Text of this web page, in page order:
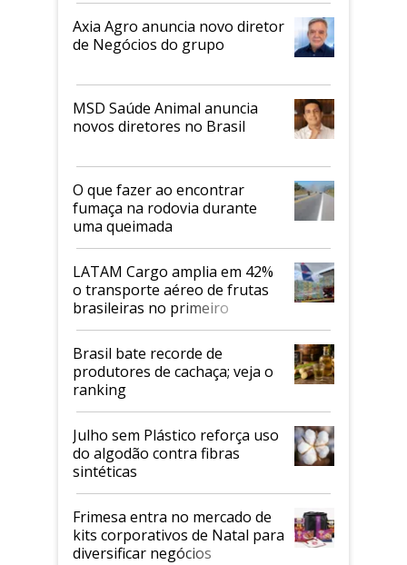
Axia Agro anuncia novo diretor
de Negócios do grupo
MSD Saúde Animal anuncia
novos diretores no Brasil
O que fazer ao encontrar
fumaça na rodovia durante
uma queimada
LATAM Cargo amplia em 42%
o transporte aéreo de frutas
brasileiras no primeiro
semestre
Brasil bate recorde de
produtores de cachaça; veja o
ranking
Julho sem Plástico reforça uso
do algodão contra fibras
sintéticas
Frimesa entra no mercado de
kits corporativos de Natal para
diversificar negócios